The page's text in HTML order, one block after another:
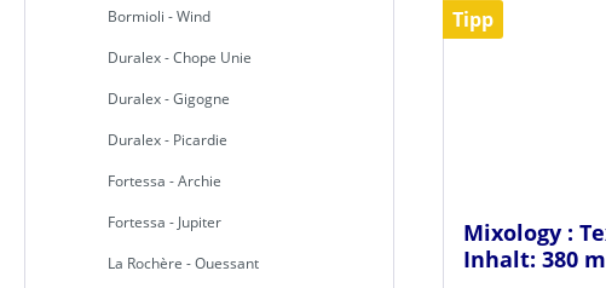
Bormioli - Wind
Duralex - Chope Unie
Duralex - Gigogne
Duralex - Picardie
Fortessa - Archie
Fortessa - Jupiter
La Rochère - Ouessant
Tipp
Mixology :
Inhalt: 380